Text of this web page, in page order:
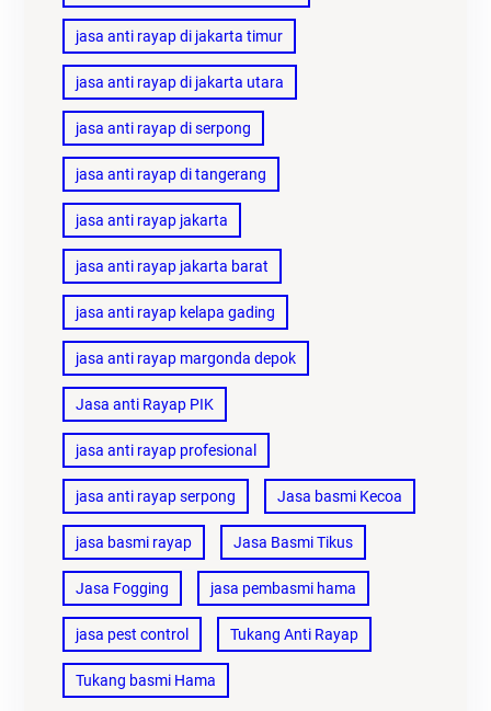
jasa anti rayap di jakarta timur
jasa anti rayap di jakarta utara
jasa anti rayap di serpong
jasa anti rayap di tangerang
jasa anti rayap jakarta
jasa anti rayap jakarta barat
jasa anti rayap kelapa gading
jasa anti rayap margonda depok
Jasa anti Rayap PIK
jasa anti rayap profesional
jasa anti rayap serpong Jasa basmi Kecoa
jasa basmi rayap Jasa Basmi Tikus
Jasa Fogging jasa pembasmi hama
jasa pest control Tukang Anti Rayap
Tukang basmi Hama